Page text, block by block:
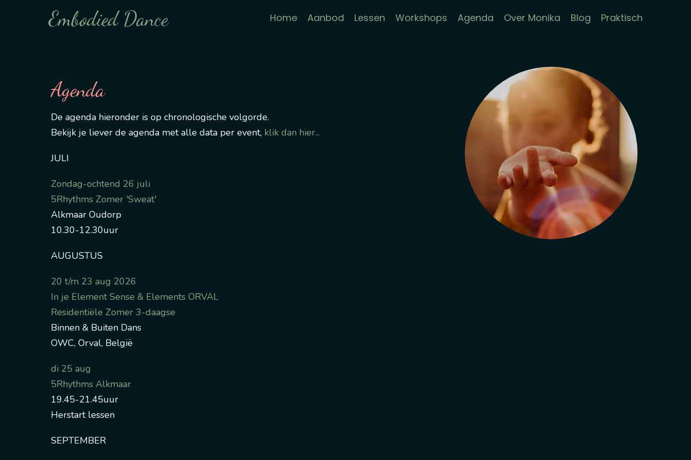
Embodied Dance Home Aanbod Lessen Workshops Agenda Over Monika Blog Praktisch
Agenda
De agenda hieronder is op chronologische volgorde.
Bekijk je liever de agenda met alle data per event, klik dan hier...
JULI
Zondag-ochtend 26 juli
5Rhythms Zomer 'Sweat'
Alkmaar Oudorp
10.30-12.30uur
AUGUSTUS
20 t/m 23 aug 2026
In je Element Sense & Elements ORVAL
Residentiële Zomer 3-daagse
Binnen & Buiten Dans
OWC, Orval, België
di 25 aug
5Rhythms Alkmaar
19.45-21.45uur
Herstart lessen
SEPTEMBER